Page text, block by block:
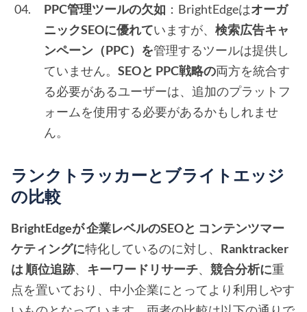
PPC管理ツールの欠如 ：BrightEdgeはオーガ
ニックSEOに優れていますが、 検索広告キャ
ンペーン（PPC）を管理するツールは提供し
ていません。 SEOと PPC戦略の両方を統合す
る必要があるユーザーは、追加のプラットフ
ォームを使用する必要があるかもしれませ
ん。
ランクトラッカーとブライトエッジ
の比較
BrightEdgeが企業レベルのSEOと コンテンツマー
ケティングに特化しているのに対し、 Ranktracker
は 順位追跡、 キーワードリサーチ、 競合分析に重
点を置いており、中小企業にとってより利用しやす